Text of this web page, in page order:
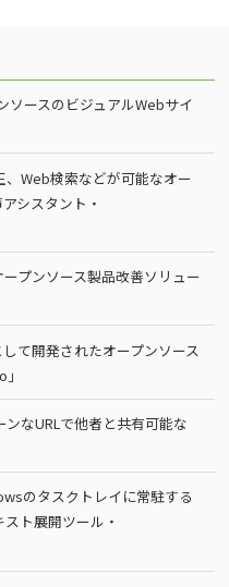
ソースのビジュアルWebサイ
Web検索などが可能なオー
シスタント・
プンソース製品改善ソリュー
て開発されたオープンソース
なURLで他者と共有可能な
のタスクトレイに常駐する
ト展開ツール・